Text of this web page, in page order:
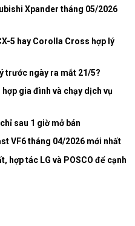
Xpander tháng 05/2026
5 hay Corolla Cross hợp lý
trước ngày ra mắt 21/5?
gia đình và chạy dịch vụ
sau 1 giờ mở bán
VF6 tháng 04/2026 mới nhất
hợp tác LG và POSCO để cạnh